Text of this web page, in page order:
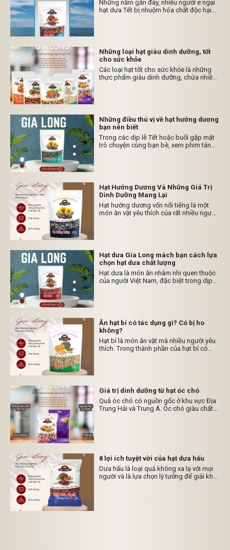
hoàn hảo bạn nhé.
Những năm gần đây, nhiều người e ngại
hạt dưa Tết bị nhuộm hóa chất độc hại
sẽ cung cấp cho bạn những bí
quyết mua hạt dưa sỉ giá rẻ, chất lượng
cao, an toàn và thu hút người tiêu dùng
Những loại hạt giàu dinh dưỡng, tốt
cho sức khỏe
Các loại hạt tốt cho sức khỏe là những
thực phẩm giàu dinh dưỡng, chứa nhiều
giảm cân.
Những điều thú vị về hạt hướng dương
bạn nên biết
Trong các dịp lễ Tết hoặc buổi gặp mặt
trò chuyện cùng bạn bè, xem phim tán
chúng rất phổ biến trong cuộc sống,
nhưng bạn có biết hạt hướng dương còn
có rất nhiều điều thú vị không? Hãy cùng
Hạt Dưa Gia Long tìm hiểu qua bài viết
này nhé!
Hạt Hướng Dương Và Những Giá Trị
Dinh Dưỡng Mang Lại
Hạt hướng dương vốn nổi tiếng là một
món ăn vặt yêu thích của rất nhiều người,
hương vị khác nhau mang lại sự hấp dẫn
và những lợi ích cho sức khỏe con người.
Vậy có nên ăn hạt hướng dương hay
không? Giá trị dinh dưỡng của hạt hướng
dương gồm những gì? Hãy cùng Hạt
Hạt dưa Gia Long mách bạn cách lựa
chọn hạt dưa chất lượng
Hạt dưa là món ăn nhâm nhi quen thuộc
của người Việt Nam, đặc biệt trong dịp
dùng. Vì thế, bạn hãy là khách hàng tỉnh
táo trước khi quyết định mua để bảo vệ
cho sức khỏe của các thành viên trong
gia đình!
Ăn hạt bí có tác dụng gì? Có bị ho
không?
Hạt bí là món ăn vặt mà nhiều người yêu
thích. Trong thành phần của hạt bí có
Giá trị dinh dưỡng từ hạt óc chó
Quả óc chó có nguồn gốc ở khu vực Địa
Trung Hải và Trung Á. Óc chó giàu chất
8 lợi ích tuyệt vời của hạt dưa hấu
Dưa hấu là loại quả không xa lạ với mọi
người và là lựa chọn lý tưởng để giải khát